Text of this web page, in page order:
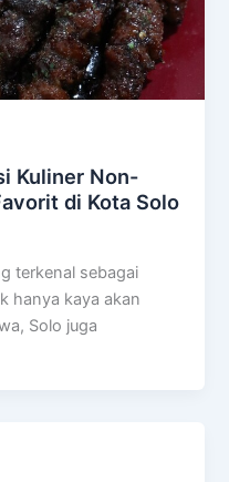
Kuliner Non-
di Kota Solo
terkenal sebagai
hanya kaya akan
Solo juga